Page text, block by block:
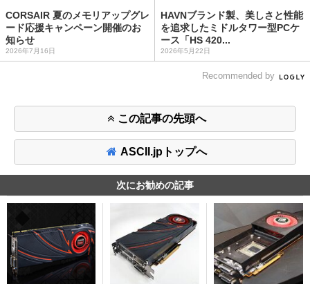
CORSAIR 夏のメモリアップグレ
ード応援キャンペーン開催のお
知らせ
2026年7月16日
HAVNブランド製、美しさと性能
を追求したミドルタワー型PCケ
ース「HS 420...
2026年5月22日
Recommended by
この記事の先頭へ
ASCII.jpトップへ
次にお勧めの記事